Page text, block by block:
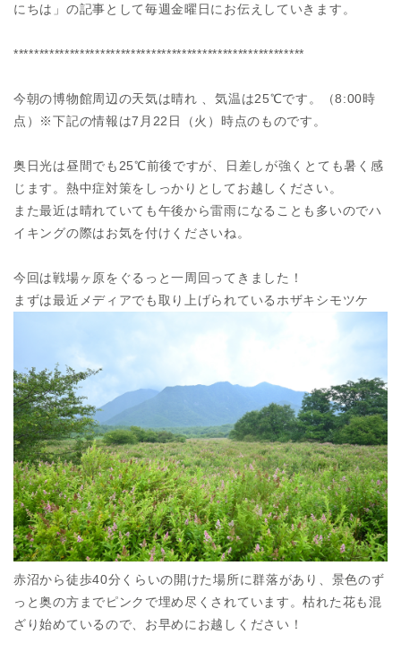
にちは」の記事として毎週金曜日にお伝えしていきます。
*********************************************************
今朝の博物館周辺の天気は晴れ 、気温は25℃です。（8:00時
点）※下記の情報は7月22日（火）時点のものです。
奥日光は昼間でも25℃前後ですが、日差しが強くとても暑く感
じます。熱中症対策をしっかりとしてお越しください。
また最近は晴れていても午後から雷雨になることも多いのでハ
イキングの際はお気を付けくださいね。
今回は戦場ヶ原をぐるっと一周回ってきました！
まずは最近メディアでも取り上げられているホザキシモツケ
赤沼から徒歩40分くらいの開けた場所に群落があり、景色のず
っと奥の方までピンクで埋め尽くされています。枯れた花も混
ざり始めているので、お早めにお越しください！